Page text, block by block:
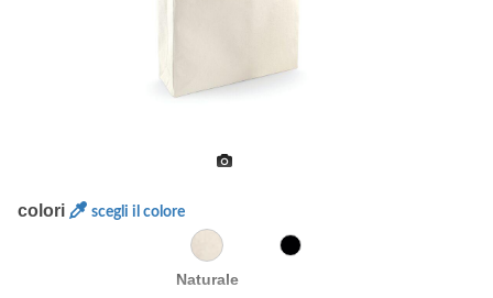
colori scegli il colore
Naturale